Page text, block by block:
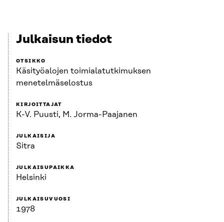
Julkaisun tiedot
OTSIKKO
Käsityöalojen toimialatutkimuksen
menetelmäselostus
KIRJOITTAJAT
K-V. Puusti, M. Jorma-Paajanen
JULKAISIJA
Sitra
JULKAISUPAIKKA
Helsinki
JULKAISUVUOSI
1978